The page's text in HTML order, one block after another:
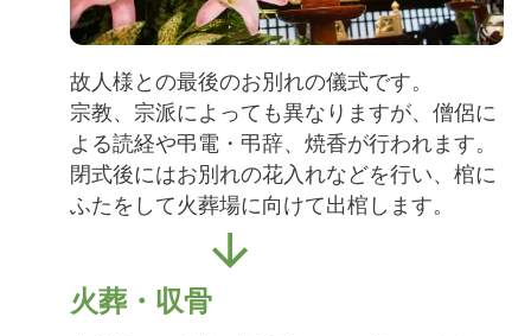
故人様との最後のお別れの儀式です。
宗教、宗派によっても異なりますが、僧侶に
よる読経や弔電・弔辞、焼香が行われます。
閉式後にはお別れの花入れなどを行い、棺に
ふたをして火葬場に向けて出棺します。
火葬・収骨